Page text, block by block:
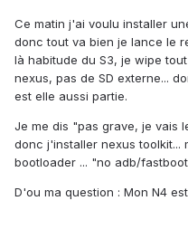
Ce matin j'ai voulu installer
donc tout va bien je lance le
là habitude du S3, je wipe
nexus, pas de SD externe...
est elle aussi partie.
Je me dis "pas grave, je vais
donc j'installer nexus toolkit...
bootloader ... "no adb/
D'ou ma question : Mon N4